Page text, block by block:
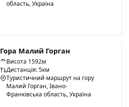
область, Україна
Гора Малий Горган
Висота 1592м
Дистанція: 5км
Туристичний маршрут на гору
Малий Горган, Івано-
Франківська область, Україна